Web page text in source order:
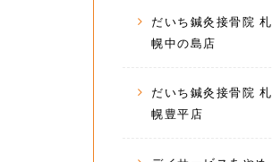
だいち鍼灸接骨院 札
幌中の島店
だいち鍼灸接骨院 札
幌豊平店